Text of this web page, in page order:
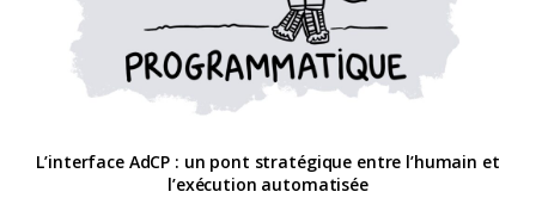
L’interface AdCP : un pont stratégique entre l’humain et
l’exécution automatisée